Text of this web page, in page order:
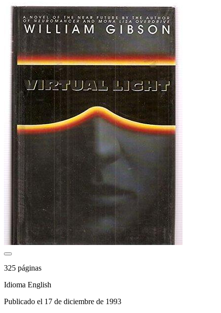
325 páginas
Idioma English
Publicado el 17 de diciembre de 1993